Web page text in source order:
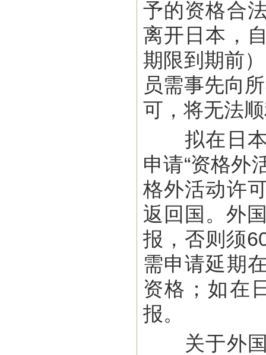
予的资格合
离开日本，
期限到期前
员需事先向
可，将无法
拟在日本
申请“资格外
格外活动许
返回国。外
报，否则须
需申请延期
资格；如在
报。
关于外国